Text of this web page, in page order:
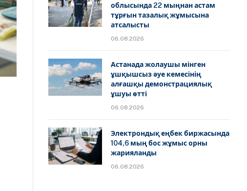
облысында 22 мыңнан астам
тұрғын тазалық жұмысына
атсалысты
06.08.2026
Астанада жолаушы мінген
ұшқышсыз әуе кемесінің
алғашқы демонстрациялық
ұшуы өтті
06.08.2026
Электрондық еңбек биржасында
104,6 мың бос жұмыс орны
жарияланды
06.08.2026